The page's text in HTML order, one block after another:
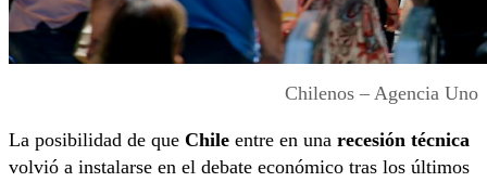
Chilenos – Agencia Uno
La posibilidad de que Chile entre en una recesión técnica
volvió a instalarse en el debate económico tras los últimos